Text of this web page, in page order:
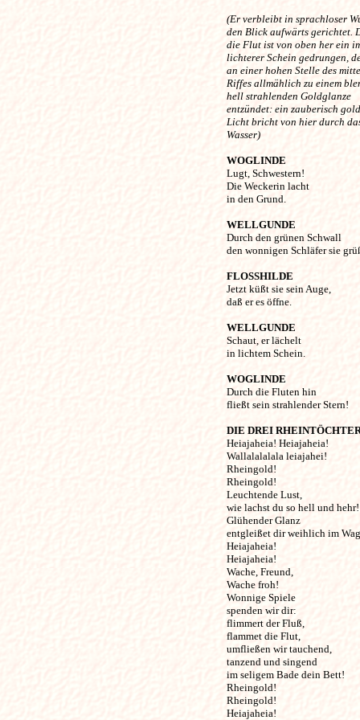
(Er verbleibt in sprachloser
den Blick aufwärts gerichtet.
die Flut ist von oben her ein
lichterer Schein gedrungen,
an einer hohen Stelle des
Riffes allmählich zu einem
hell strahlenden Goldglanze
entzündet: ein zauberisch
Licht bricht von hier durch
Wasser)
WOGLINDE
Lugt, Schwestern!
Die Weckerin lacht
in den Grund.
WELLGUNDE
Durch den grünen Schwall
den wonnigen Schläfer sie
FLOSSHILDE
Jetzt küßt sie sein Auge,
daß er es öffne.
WELLGUNDE
Schaut, er lächelt
in lichtem Schein.
WOGLINDE
Durch die Fluten hin
fließt sein strahlender Stern!
DIE DREI
Heiajaheia! Heiajaheia!
Wallalalalala leiajahei!
Rheingold!
Rheingold!
Leuchtende Lust,
wie lachst du so hell und hehr!
Glühender Glanz
entgleißet dir weihlich im
Heiajaheia!
Heiajaheia!
Wache, Freund,
Wache froh!
Wonnige Spiele
spenden wir dir:
flimmert der Fluß,
flammet die Flut,
umfließen wir tauchend,
tanzend und singend
im seligem Bade dein Bett!
Rheingold!
Rheingold!
Heiajaheia!